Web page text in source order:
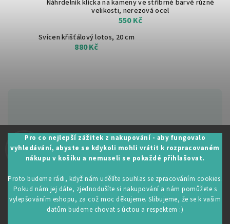
Pro co nejlepší zážitek z nakupování - aby fungovalo
vyhledávání, abyste se kdykoli mohli vrátit k rozpracovaném
nákupu v košíku a nemuseli se pokaždé přihlašovat.
Proto budeme rádi, když nám udělíte souhlas se zpracováním cookies.
Pokud nám jej dáte, zjednodušíte si nakupování a nám pomůžete s
vylepšováním eshopu, za což moc děkujeme. Slibujeme, že se k vašim
datům budeme chovat s úctou a respektem :)
Zákaznická podpora:
+420 605 530 014
Náhrdelník klícka na kameny ve stříbrné barvě různé
velikosti, nerezová ocel
550 Kč
Svícen křišťálový lotos, 20 cm
880 Kč